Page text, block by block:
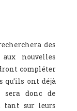
des
nouvelles
compléter
qu’ils ont déjà
sera donc de
tant sur leurs